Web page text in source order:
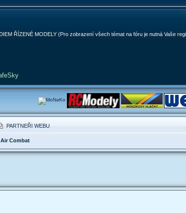
ŘÍZENÉ MODELY (Pro zobrazení všech témat na fóru je nutná Vaše
PARTNEŘI WEBU
Air Combat